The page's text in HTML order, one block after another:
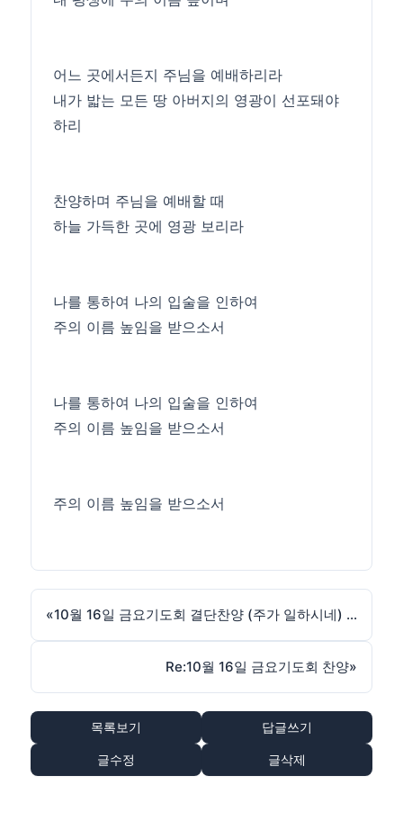
어느 곳에서든지 주님을 예배하리라
내가 밟는 모든 땅 아버지의 영광이 선포돼야
하리
찬양하며 주님을 예배할 때
하늘 가득한 곳에 영광 보리라
나를 통하여 나의 입술을 인하여
주의 이름 높임을 받으소서
나를 통하여 나의 입술을 인하여
주의 이름 높임을 받으소서
주의 이름 높임을 받으소서
« 10월 16일 금요기도회 결단찬양 (주가 일하시네) 입니다.
Re:10월 16일 금요기도회 찬양»
목록보기 답글쓰기
글수정 글삭제